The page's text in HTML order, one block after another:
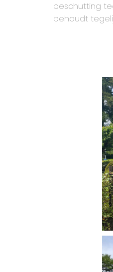
beschutting
behoudt